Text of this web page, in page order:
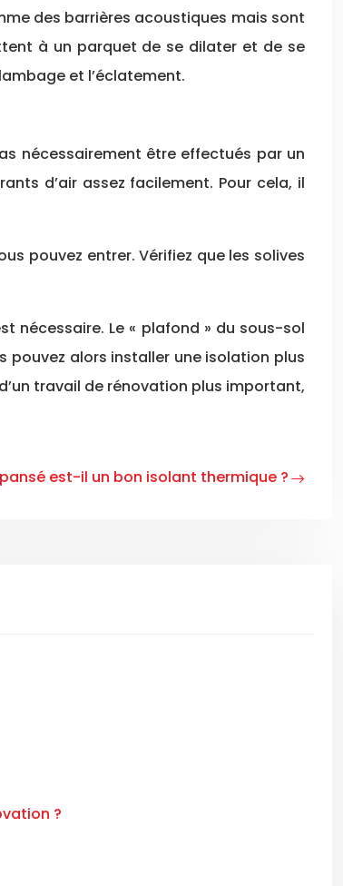
des barrières acoustiques mais sont
à un parquet de se dilater et de se
et l’éclatement.
nécessairement être effectués par un
d’air assez facilement. Pour cela, il
pouvez entrer. Vérifiez que les solives
nécessaire. Le « plafond » du sous-sol
pouvez alors installer une isolation plus
travail de rénovation plus important,
est-il un bon isolant thermique ?
?